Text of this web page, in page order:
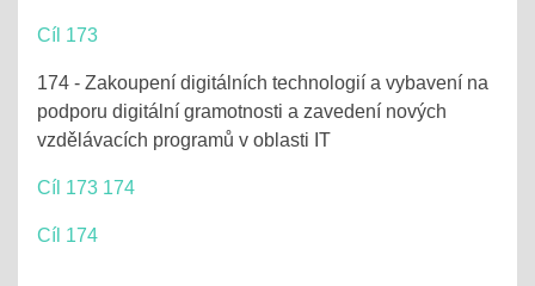
Cíl 173
174 - Zakoupení digitálních technologií a vybavení na
podporu digitální gramotnosti a zavedení nových
vzdělávacích programů v oblasti IT
Cíl 173 174
Cíl 174